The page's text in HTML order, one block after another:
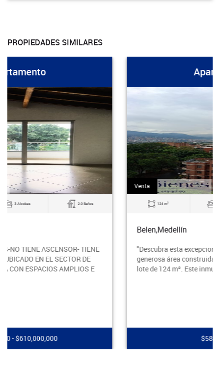
PROPIEDADES SIMILARES
Venta
"Descubra esta excepcional propiedad, que ofrece una
generosa área construida de 92 m² sobre un amplio
lote de 124 m². Este inmueble representa una o